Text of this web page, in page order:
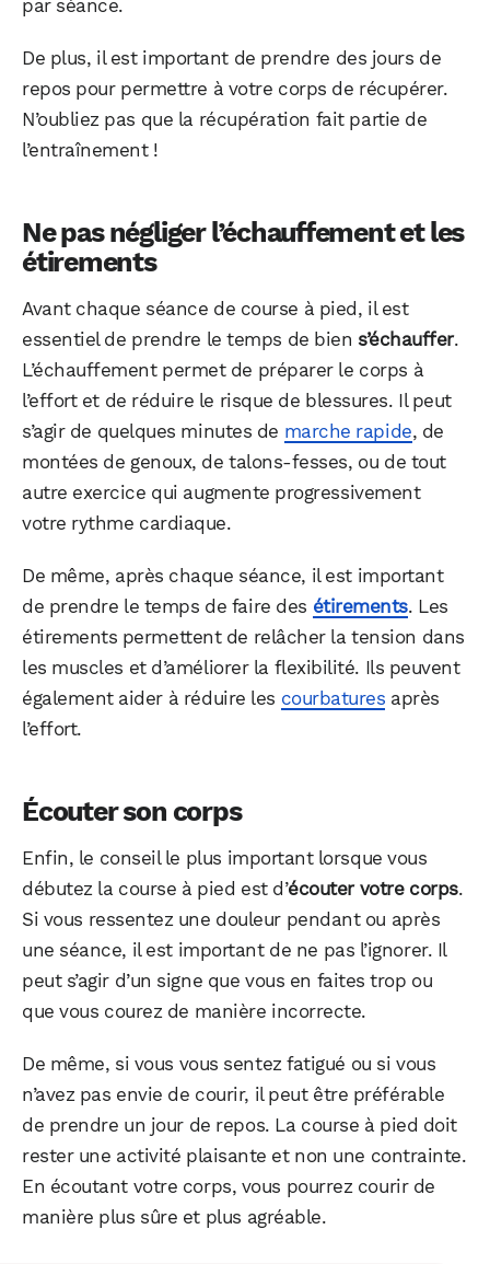
par séance.
De plus, il est important de prendre des jours de
repos pour permettre à votre corps de récupérer.
N’oubliez pas que la récupération fait partie de
l’entraînement !
Ne pas négliger l’échauffement et les
étirements
Avant chaque séance de course à pied, il est
essentiel de prendre le temps de biens’échauffer.
L’échauffement permet de préparer le corps à
l’effort et de réduire le risque de blessures. Il peut
s’agir de quelques minutes de marche rapide, de
montées de genoux, de talons-fesses, ou de tout
autre exercice qui augmente progressivement
votre rythme cardiaque.
De même, après chaque séance, il est important
de prendre le temps de faire des étirements. Les
étirements permettent de relâcher la tension dans
les muscles et d’améliorer la flexibilité. Ils peuvent
également aider à réduire les courbatures après
l’effort.
Écouter son corps
Enfin, le conseil le plus important lorsque vous
débutez la course à pied est d’écouter votre corps.
Si vous ressentez une douleur pendant ou après
une séance, il est important de ne pas l’ignorer. Il
peut s’agir d’un signe que vous en faites trop ou
que vous courez de manière incorrecte.
De même, si vous vous sentez fatigué ou si vous
n’avez pas envie de courir, il peut être préférable
de prendre un jour de repos. La course à pied doit
rester une activité plaisante et non une contrainte.
En écoutant votre corps, vous pourrez courir de
manière plus sûre et plus agréable.